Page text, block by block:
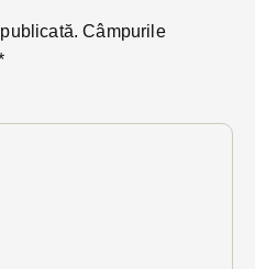
Câmpurile